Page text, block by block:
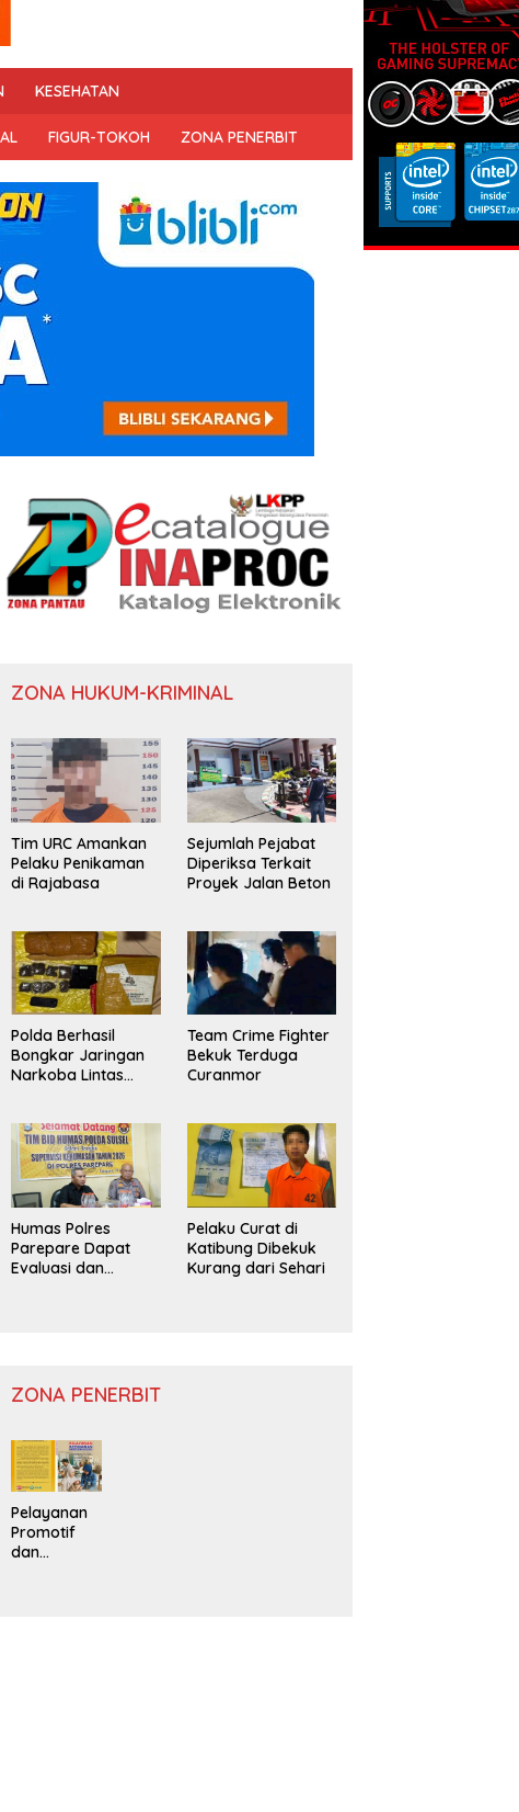
KESEHATAN
FIGUR-TOKOH ZONA PENERBIT
ZONA HUKUM-KRIMINAL
Tim URC Amankan
Pelaku Penikaman
di Rajabasa
Sejumlah Pejabat
Diperiksa Terkait
Proyek Jalan Beton
Polda Berhasil
Bongkar Jaringan
Narkoba Lintas
Team Crime Fighter
Bekuk Terduga
Curanmor
Humas Polres
Parepare Dapat
Evaluasi dan
Pelaku Curat di
Katibung Dibekuk
Kurang dari Sehari
ZONA PENERBIT
Pelayanan
Promotif
dan